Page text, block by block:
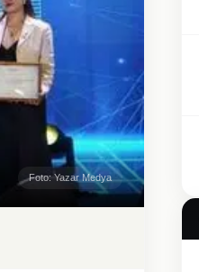
Foto: Yazar Medya